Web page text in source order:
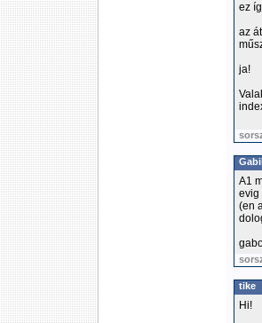
ez
az
ja!
A1
evig
(en
tike
Hi!